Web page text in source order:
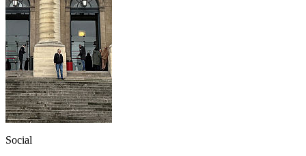
Social